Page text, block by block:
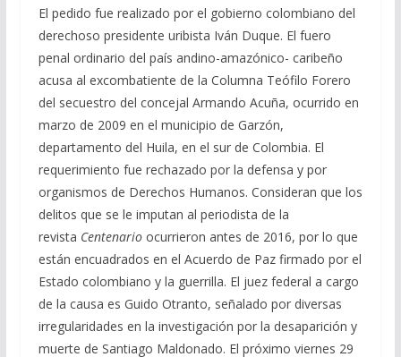
El pedido fue realizado por el gobierno colombiano del
derechoso presidente uribista Iván Duque. El fuero
penal ordinario del país andino-amazónico- caribeño
acusa al excombatiente de la Columna Teófilo Forero
del secuestro del concejal Armando Acuña, ocurrido en
marzo de 2009 en el municipio de Garzón,
departamento del Huila, en el sur de Colombia. El
requerimiento fue rechazado por la defensa y por
organismos de Derechos Humanos. Consideran que los
delitos que se le imputan al periodista de la
revista Centenarioocurrieron antes de 2016, por lo que
están encuadrados en el Acuerdo de Paz firmado por el
Estado colombiano y la guerrilla. El juez federal a cargo
de la causa es Guido Otranto, señalado por diversas
irregularidades en la investigación por la desaparición y
muerte de Santiago Maldonado. El próximo viernes 29